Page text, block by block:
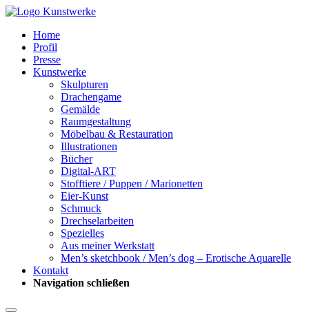
Home
Profil
Presse
Kunstwerke
Skulpturen
Drachengame
Gemälde
Raumgestaltung
Möbelbau & Restauration
Illustrationen
Bücher
Digital-ART
Stofftiere / Puppen / Marionetten
Eier-Kunst
Schmuck
Drechselarbeiten
Spezielles
Aus meiner Werkstatt
Men’s sketchbook / Men’s dog – Erotische Aquarelle
Kontakt
Navigation schließen